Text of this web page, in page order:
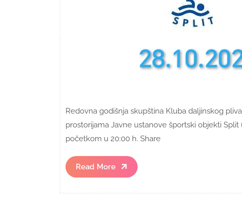
Redovna godišnja skupština Kluba daljinskog
prostorijama Javne ustanove športski objekti Split
početkom u 20:00 h. Share
Read More
Read
More